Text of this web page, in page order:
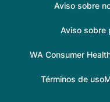
Aviso sobre
Aviso sobre
WA Consumer
Términos de uso